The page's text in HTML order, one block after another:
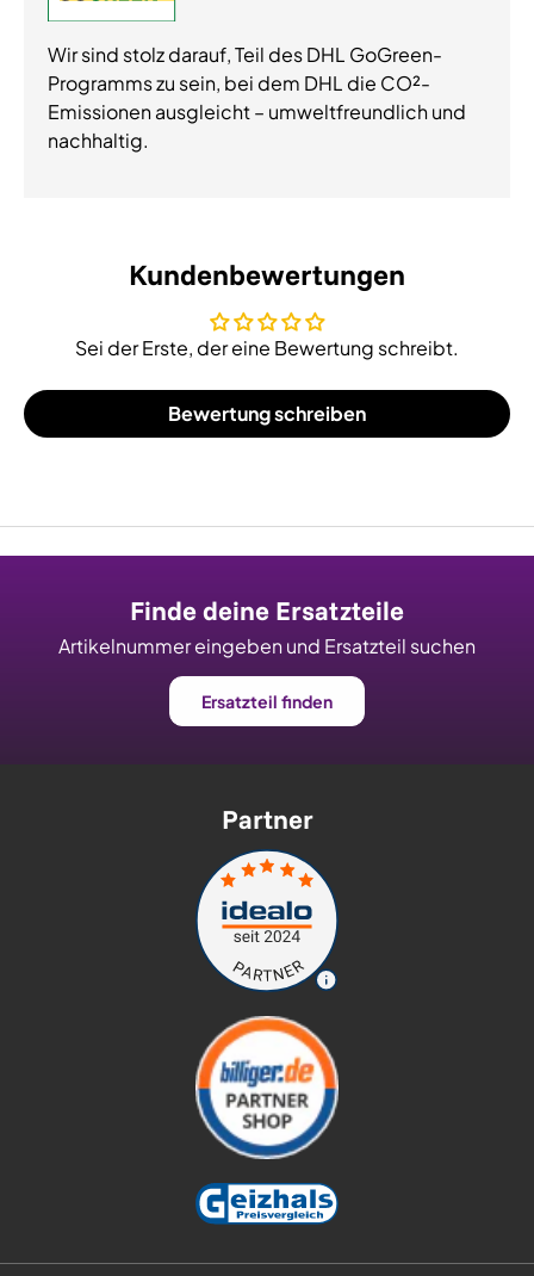
Wir sind stolz darauf, Teil des DHL GoGreen-
Programms zu sein, bei dem DHL die CO²-
Emissionen ausgleicht – umweltfreundlich und
nachhaltig.
Kundenbewertungen
Sei der Erste, der eine Bewertung schreibt.
Bewertung schreiben
Finde deine Ersatzteile
Artikelnummer eingeben und Ersatzteil suchen
Ersatzteil finden
Partner